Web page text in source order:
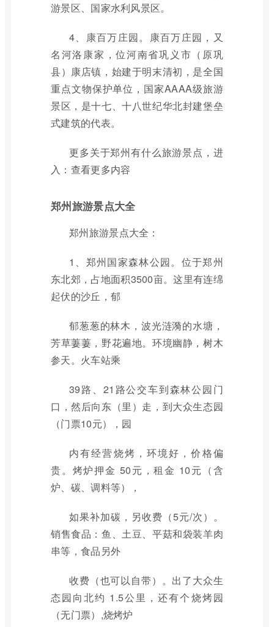
游景区、国家水利风景区。
4、康百万庄园。康百万庄园，又
名河洛康家，位河南省巩义市（原巩
县）康店镇，始建于明末清初，是全国
重点文物保护单位，国家AAAA级旅游
景区，是十七、十八世纪华北封建堡垒
式建筑的代表。
更多关于郑州有什么旅游景点，进
入：查看更多内容
郑州旅游景点大全
郑州旅游景点大全：
1、郑州国家森林公园。位于郑州
东北郊，占地面积3500亩。这里有连绵
起伏的沙丘，郁
郁葱葱的林木，波光涟漪的水塘，
芳草萋萋，野花遍地。环境幽静，树木
参天。火车站乘
39路、21路公交车到森林公园门
口，然后向东（里）走，到大众生态园
（门票10元），园
内有经营烧烤，环境好，价格偏
贵。烤炉押金 50元，租金 10元（含
炉、碳、调料等），
如果补加碳，另收费（5元/次）。
销售食品：鱼、土豆、平菇和袋装羊肉
串等，食品另外
收费（也可以自带）。出了大众生
态园向北约 1.5公里，还有个烧烤园
（无门票）,烧烤炉